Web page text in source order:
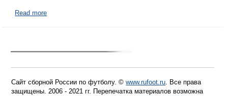
Read more
Сайт сборной России по футболу. ©www.rufoot.ru. Все права
защищены. 2006 - 2021 гг. Перепечатка материалов возможна